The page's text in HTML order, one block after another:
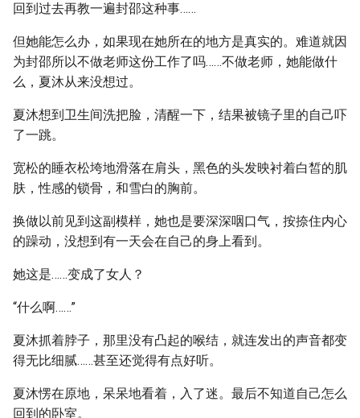
回到过去再教一遍封邵这种事……
但她能怎么办，如果现在她所在的地方是真实的。难道就因
为封邵所以不做老师这份工作了吗……不做老师，她能做什
么，夏沐从来没想过。
夏沐想到卫生间洗把脸，清醒一下，结果被镜子里的自己吓
了一跳。
宽松的睡衣松垮地滑落在肩头，黑色的头发映衬着白皙的肌
肤，性感的锁骨，和雪白的胸前。
换做以前见到这副模样，她也是要深深咽口气，按捺住内心
的躁动，没想到有一天会在自己的身上看到。
她这是……变成了女人？
“什么啊……”
夏沐抓着脖子，那里没有凸起的喉结，就连发出的声音都变
得无比细腻……甚至还觉得有点好听。
夏沐愣在原地，呆呆地看着，入了迷。最后不知道自己怎么
回到的卧室。